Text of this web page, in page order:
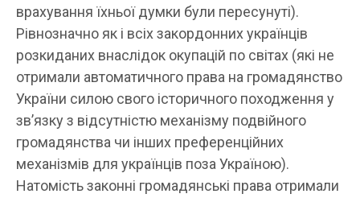
врахування їхньої думки були пересунуті).
Рівнозначно як і всіх закордонних українців
розкиданих внаслідок окупацій по світах (які не
отримали автоматичного права на громадянство
України силою свого історичного походження у
зв’язку з відсутністю механізму подвійного
громадянства чи інших преференційних
механізмів для українців поза Україною).
Натомість законні громадянські права отримали